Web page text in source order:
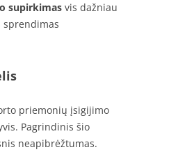
supirkimas vis dažniau
priemonių įsigijimo
Pagrindinis šio
neapibrėžtumas.